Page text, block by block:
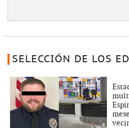
SELECCIÓN DE LOS